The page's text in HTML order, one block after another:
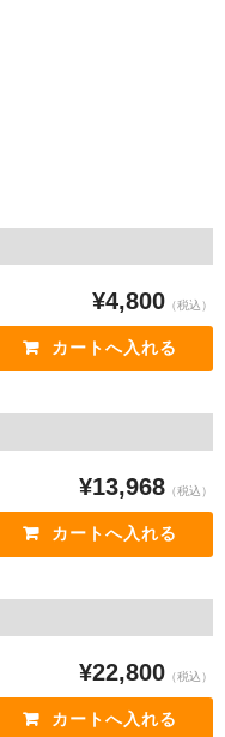
¥4,800 （税込）
¥13,968 （税込）
¥22,800 （税込）